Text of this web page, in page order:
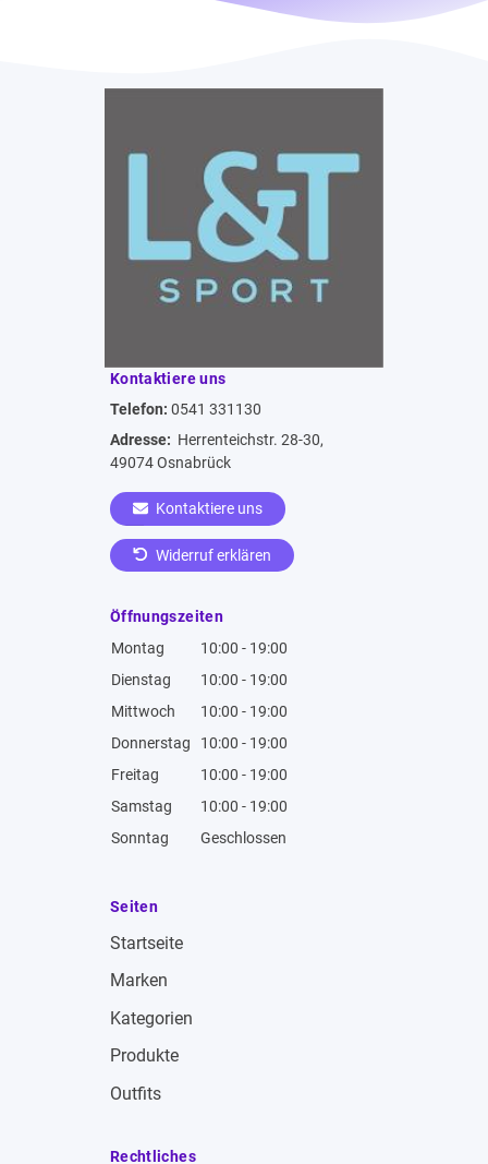
Kontaktiere uns
Telefon: 0541 331130
Adresse: Herrenteichstr. 28-30,
49074 Osnabrück
Kontaktiere uns
Widerruf erklären
Öffnungszeiten
Montag
10:00 - 19:00
Dienstag
10:00 - 19:00
Mittwoch
10:00 - 19:00
Donnerstag
10:00 - 19:00
Freitag
10:00 - 19:00
Samstag
10:00 - 19:00
Sonntag
Geschlossen
Seiten
Startseite
Marken
Kategorien
Produkte
Outfits
Rechtliches